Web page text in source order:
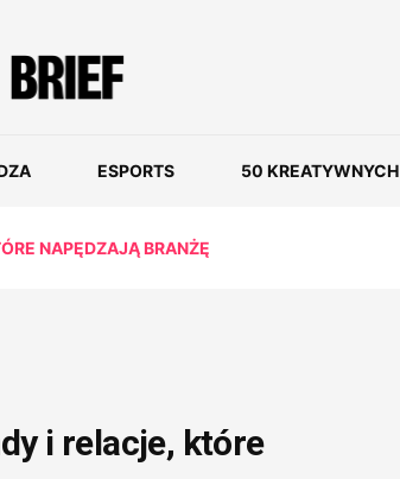
ESPORTS 50 KREATYWNYCH
NAPĘDZAJĄ BRANŻĘ
i relacje, które